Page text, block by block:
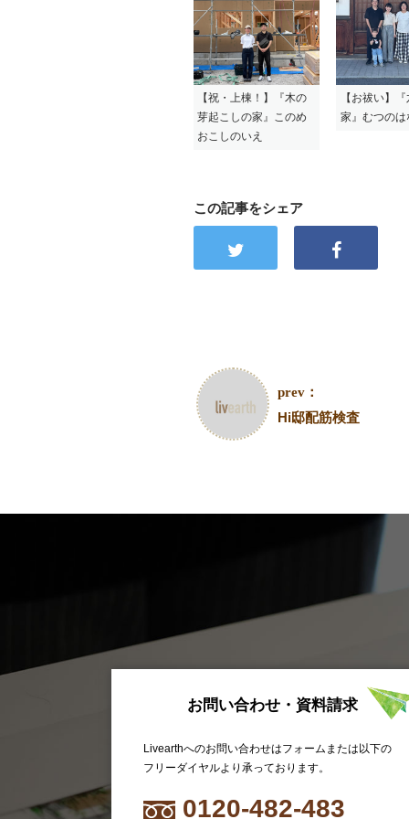
【祝・上棟！】『木の
芽起こしの家』このめ
おこしのいえ
【お祓い】
家』むつのは
この記事をシェア
prev：
Hi邸配筋検査
お問い合わせ・資料請求
Livearthへのお問い合わせはフォームまたは以下の
フリーダイヤルより承っております。
0120-482-483